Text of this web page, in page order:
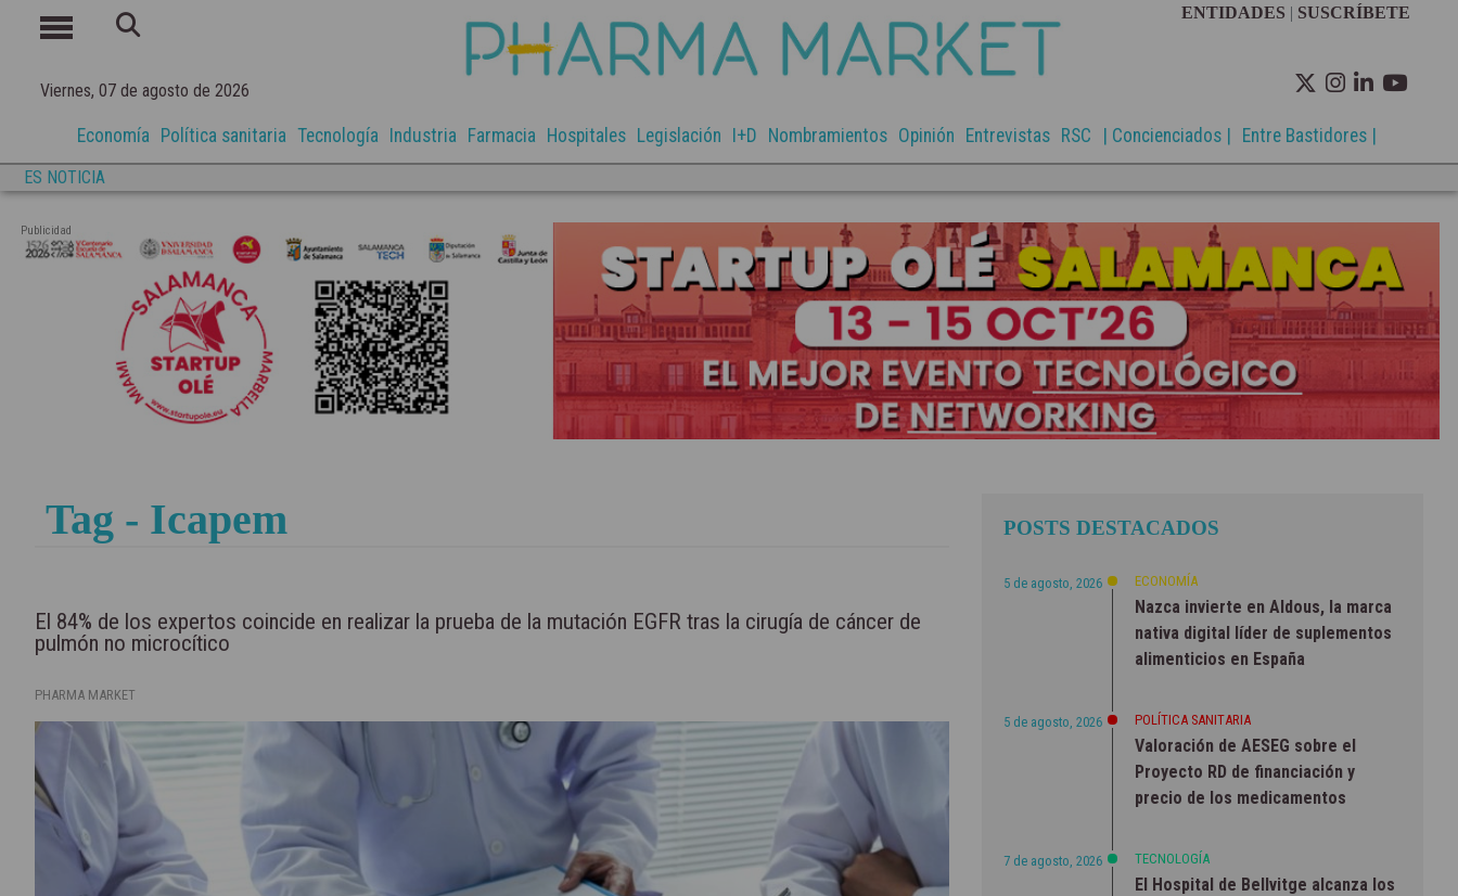
Viernes, 07 de agosto de 2026
ENTIDADES | SUSCRÍBETE
Economía Política sanitaria Tecnología Industria Farmacia Hospitales Legislación I+D Nombramientos Opinión Entrevistas RSC | Concienciados | Entre Bastidores |
ES NOTICIA
Publicidad
Tag - Icapem
El 84% de los expertos coincide en realizar la prueba de la mutación EGFR tras la cirugía de cáncer de
pulmón no microcítico
PHARMA MARKET
POSTS DESTACADOS
5 de agosto, 2026 ECONOMÍA
Nazca invierte en Aldous, la marca
nativa digital líder de suplementos
alimenticios en España
5 de agosto, 2026 POLÍTICA SANITARIA
Valoración de AESEG sobre el
Proyecto RD de financiación y
precio de los medicamentos
7 de agosto, 2026 TECNOLOGÍA
El Hospital de Bellvitge alcanza los